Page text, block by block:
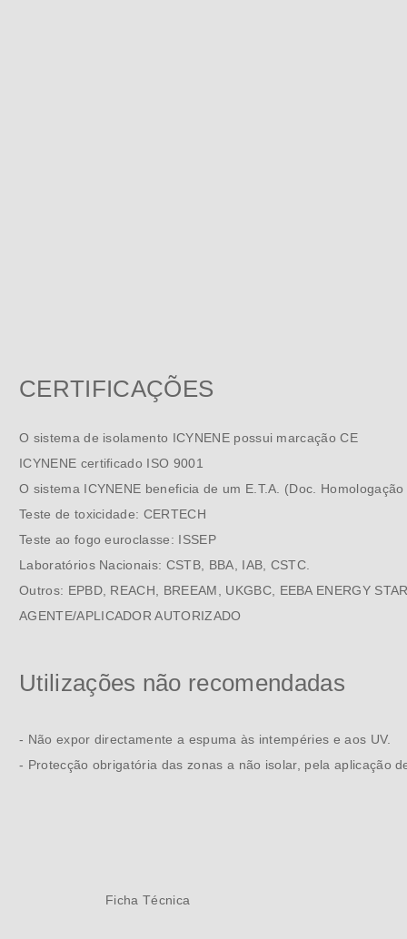
CERTIFICAÇÕES
O sistema de isolamento ICYNENE possui marcação CE
ICYNENE certificado ISO 9001
O sistema ICYNENE beneficia de um E.T.A. (Doc.
Teste de toxicidade: CERTECH
Teste ao fogo euroclasse: ISSEP
Laboratórios Nacionais: CSTB, BBA, IAB, CSTC.
Outros: EPBD, REACH, BREEAM, UKGBC, EEBA ENERGY
AGENTE/APLICADOR AUTORIZADO
Utilizações não recomendadas
- Não expor directamente a espuma às intempéries e aos UV.
- Protecção obrigatória das zonas a não isolar, pela aplicação
Ficha Técnica